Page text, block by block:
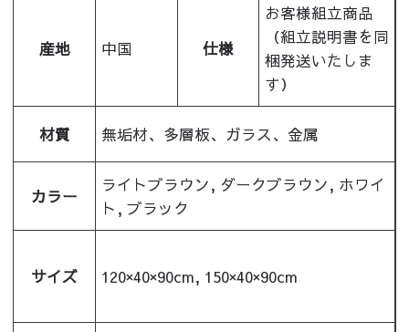
産地 中国 仕様
お客様組立商品
（組立説明書を同
梱発送いたしま
す）
材質 無垢材、多層板、ガラス、金属
カラー
ライトブラウン, ダークブラウン, ホワイ
ト, ブラック
サイズ 120×40×90cm, 150×40×90cm